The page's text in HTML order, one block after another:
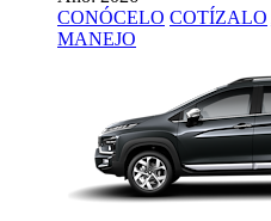
CONÓCELO COTÍZALO
MANEJO